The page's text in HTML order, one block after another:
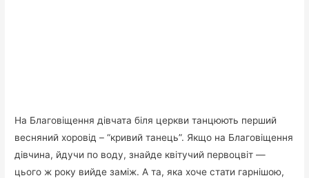
На Благовіщення дівчата біля церкви танцюють перший
весняний хоровід – “кривий танець”. Якщо на Благовіщення
дівчина, йдучи по воду, знайде квітучий первоцвіт —
цього ж року вийде заміж. А та, яка хоче стати гарнішою,